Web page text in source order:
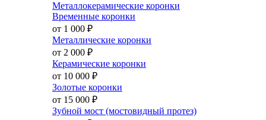
Металлокерамические коронки
Временные коронки
от 1 000 ₽
Металлические коронки
от 2 000 ₽
Керамические коронки
от 10 000 ₽
Золотые коронки
от 15 000 ₽
Зубной мост (мостовидный протез)